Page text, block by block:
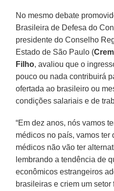
No mesmo debate
Brasileira de Defesa do
presidente do Conselho
Estado de São Paulo (
Filho, avaliou que o
pouco ou nada contribuirá
ofertada ao brasileiro ou
condições salariais e de
“Em dez anos, nós vamos
médicos no país, vamos ter
médicos não vão ter
lembrando a tendência de
econômicos estrangeiros
brasileiras e criem um